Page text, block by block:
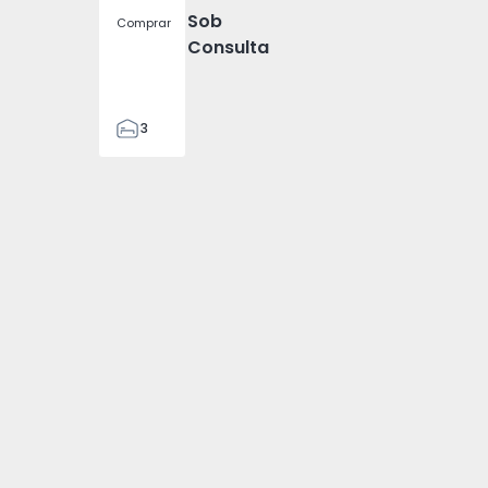
Comprar
Sob
Consulta
3